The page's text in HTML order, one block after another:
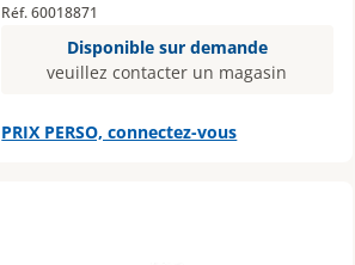
Réf. 60018871
Disponible sur demande
veuillez contacter un magasin
PRIX PERSO, connectez-vous